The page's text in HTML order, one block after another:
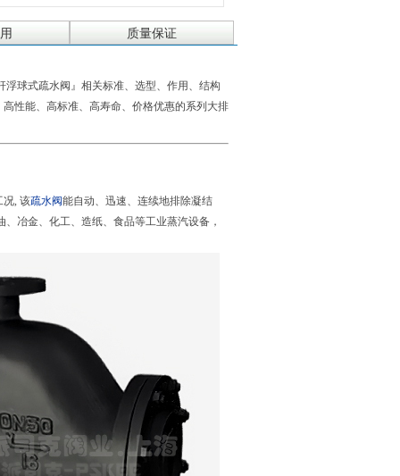
质量保证
球式疏水阀』相关标准、选型、作用、结构
性能、高标准、高寿命、价格优惠的系列大排
况, 该疏水阀能自动、迅速、连续地排除凝结
冶金、化工、造纸、食品等工业蒸汽设备，